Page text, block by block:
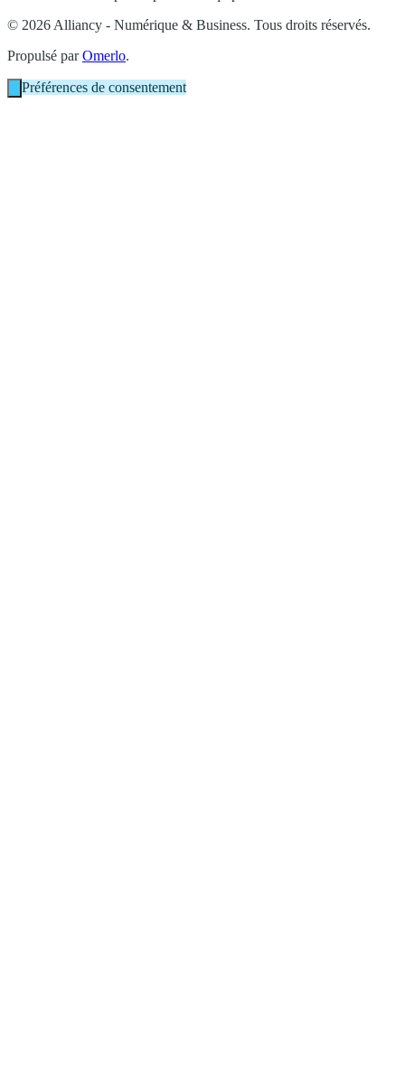
© 2026 Alliancy - Numérique & Business. Tous droits réservés.
Propulsé parOmerlo.
Préférences de consentement